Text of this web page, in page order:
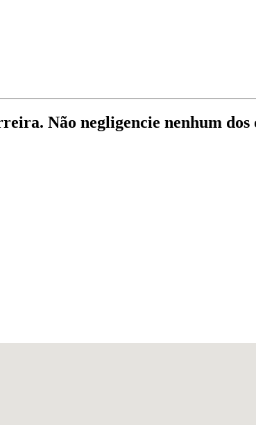
Não negligencie nenhum dos